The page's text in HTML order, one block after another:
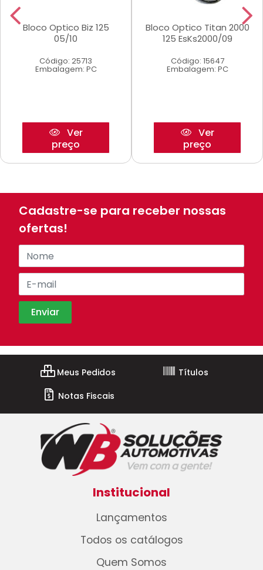
Bloco Optico Biz 125
05/10
Código: 25713
Embalagem: PC
Ver
preço
Bloco Optico Titan 2000
125 EsKs2000/09
Código: 15647
Embalagem: PC
Ver
preço
Cadastre-se para receber nossas
ofertas!
Meus Pedidos
Títulos
Notas Fiscais
Institucional
Lançamentos
Todos os catálogos
Quem Somos